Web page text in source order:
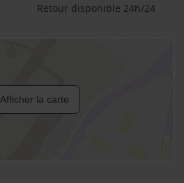
Retour disponible 24h/24
Afficher la carte